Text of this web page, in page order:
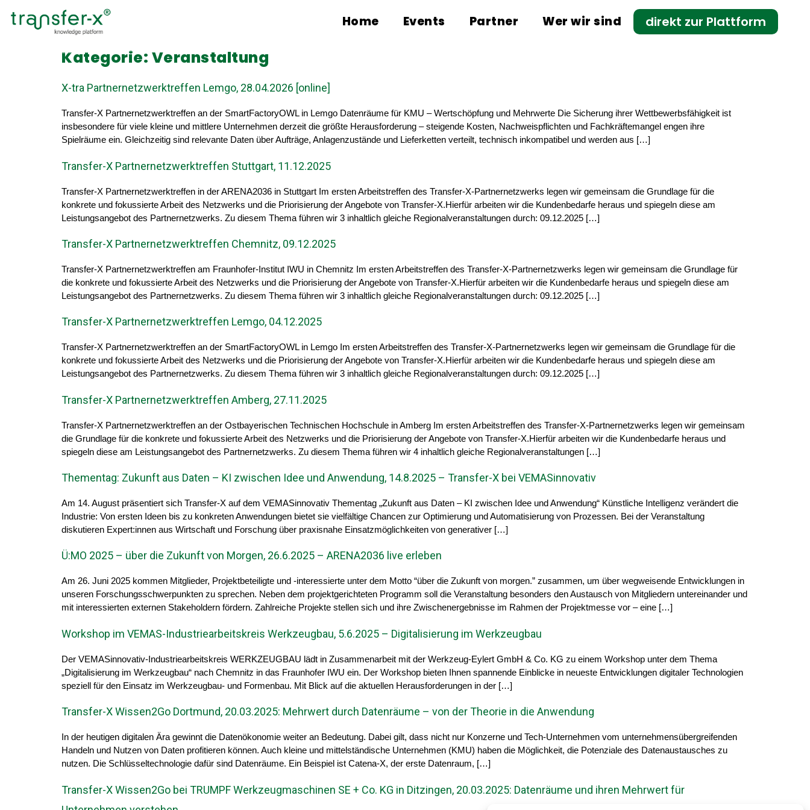
Home Events Partner Wer wir sind direkt zur Plattform
Kategorie: Veranstaltung
X-tra Partnernetzwerktreffen Lemgo, 28.04.2026 [online]
Transfer-X Partnernetzwerktreffen an der SmartFactoryOWL in Lemgo Datenräume für KMU – Wertschöpfung und Mehrwerte Die Sicherung ihrer Wettbewerbsfähigkeit ist
insbesondere für viele kleine und mittlere Unternehmen derzeit die größte Herausforderung – steigende Kosten, Nachweispflichten und Fachkräftemangel engen ihre
Spielräume ein. Gleichzeitig sind relevante Daten über Aufträge, Anlagenzustände und Lieferketten verteilt, technisch inkompatibel und werden aus […]
Transfer-X Partnernetzwerktreffen Stuttgart, 11.12.2025
Transfer-X Partnernetzwerktreffen in der ARENA2036 in Stuttgart Im ersten Arbeitstreffen des Transfer-X-Partnernetzwerks legen wir gemeinsam die Grundlage für die
konkrete und fokussierte Arbeit des Netzwerks und die Priorisierung der Angebote von Transfer-X.Hierfür arbeiten wir die Kundenbedarfe heraus und spiegeln diese am
Leistungsangebot des Partnernetzwerks. Zu diesem Thema führen wir 3 inhaltlich gleiche Regionalveranstaltungen durch: 09.12.2025 […]
Transfer-X Partnernetzwerktreffen Chemnitz, 09.12.2025
Transfer-X Partnernetzwerktreffen am Fraunhofer-Institut IWU in Chemnitz Im ersten Arbeitstreffen des Transfer-X-Partnernetzwerks legen wir gemeinsam die Grundlage für
die konkrete und fokussierte Arbeit des Netzwerks und die Priorisierung der Angebote von Transfer-X.Hierfür arbeiten wir die Kundenbedarfe heraus und spiegeln diese am
Leistungsangebot des Partnernetzwerks. Zu diesem Thema führen wir 3 inhaltlich gleiche Regionalveranstaltungen durch: 09.12.2025 […]
Transfer-X Partnernetzwerktreffen Lemgo, 04.12.2025
Transfer-X Partnernetzwerktreffen an der SmartFactoryOWL in Lemgo Im ersten Arbeitstreffen des Transfer-X-Partnernetzwerks legen wir gemeinsam die Grundlage für die
konkrete und fokussierte Arbeit des Netzwerks und die Priorisierung der Angebote von Transfer-X.Hierfür arbeiten wir die Kundenbedarfe heraus und spiegeln diese am
Leistungsangebot des Partnernetzwerks. Zu diesem Thema führen wir 3 inhaltlich gleiche Regionalveranstaltungen durch: 09.12.2025 […]
Transfer-X Partnernetzwerktreffen Amberg, 27.11.2025
Transfer-X Partnernetzwerktreffen an der Ostbayerischen Technischen Hochschule in Amberg Im ersten Arbeitstreffen des Transfer-X-Partnernetzwerks legen wir gemeinsam
die Grundlage für die konkrete und fokussierte Arbeit des Netzwerks und die Priorisierung der Angebote von Transfer-X.Hierfür arbeiten wir die Kundenbedarfe heraus und
spiegeln diese am Leistungsangebot des Partnernetzwerks. Zu diesem Thema führen wir 4 inhaltlich gleiche Regionalveranstaltungen […]
Thementag: Zukunft aus Daten – KI zwischen Idee und Anwendung, 14.8.2025 – Transfer-X bei VEMASinnovativ
Am 14. August präsentiert sich Transfer-X auf dem VEMASinnovativ Thementag „Zukunft aus Daten – KI zwischen Idee und Anwendung“ Künstliche Intelligenz verändert die
Industrie: Von ersten Ideen bis zu konkreten Anwendungen bietet sie vielfältige Chancen zur Optimierung und Automatisierung von Prozessen. Bei der Veranstaltung
diskutieren Expert:innen aus Wirtschaft und Forschung über praxisnahe Einsatzmöglichkeiten von generativer […]
Ü:MO 2025 – über die Zukunft von Morgen, 26.6.2025 – ARENA2036 live erleben
Am 26. Juni 2025 kommen Mitglieder, Projektbeteiligte und -interessierte unter dem Motto “über die Zukunft von morgen.” zusammen, um über wegweisende Entwicklungen in
unseren Forschungsschwerpunkten zu sprechen. Neben dem projektgerichteten Programm soll die Veranstaltung besonders den Austausch von Mitgliedern untereinander und
mit interessierten externen Stakeholdern fördern. Zahlreiche Projekte stellen sich und ihre Zwischenergebnisse im Rahmen der Projektmesse vor – eine […]
Workshop im VEMAS-Industriearbeitskreis Werkzeugbau, 5.6.2025 – Digitalisierung im Werkzeugbau
Der VEMASinnovativ-Industriearbeitskreis WERKZEUGBAU lädt in Zusammenarbeit mit der Werkzeug-Eylert GmbH & Co. KG zu einem Workshop unter dem Thema
„Digitalisierung im Werkzeugbau“ nach Chemnitz in das Fraunhofer IWU ein. Der Workshop bieten Ihnen spannende Einblicke in neueste Entwicklungen digitaler Technologien
speziell für den Einsatz im Werkzeugbau- und Formenbau. Mit Blick auf die aktuellen Herausforderungen in der […]
Transfer-X Wissen2Go Dortmund, 20.03.2025: Mehrwert durch Datenräume – von der Theorie in die Anwendung
In der heutigen digitalen Ära gewinnt die Datenökonomie weiter an Bedeutung. Dabei gilt, dass nicht nur Konzerne und Tech-Unternehmen vom unternehmensübergreifenden
Handeln und Nutzen von Daten profitieren können. Auch kleine und mittelständische Unternehmen (KMU) haben die Möglichkeit, die Potenziale des Datenaustausches zu
nutzen. Die Schlüsseltechnologie dafür sind Datenräume. Ein Beispiel ist Catena-X, der erste Datenraum, […]
Transfer-X Wissen2Go bei TRUMPF Werkzeugmaschinen SE + Co. KG in Ditzingen, 20.03.2025: Datenräume und ihren Mehrwert für